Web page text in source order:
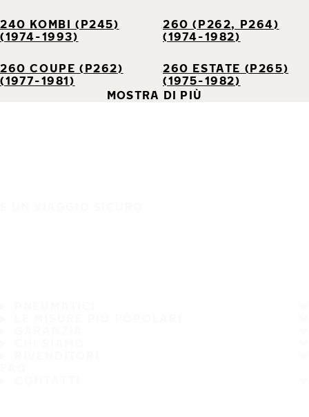
240 KOMBI (P245)
(1974-1993)
260 (P262, P264)
(1974-1982)
260 COUPE (P262)
(1977-1981)
260 ESTATE (P265)
(1975-1982)
MOSTRA DI PIÙ